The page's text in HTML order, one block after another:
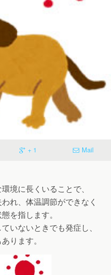
+ 1 Mail
境に長くいることで、
れ、体温調節ができなく
を指します。
いないときでも発症し、
ります。